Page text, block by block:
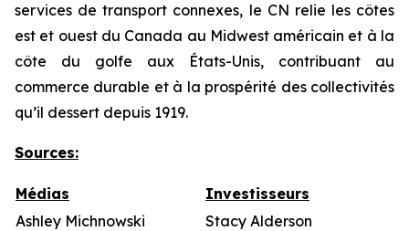
services de transport connexes, le CN relie les côtes
est et ouest du Canada au Midwest américain et à la
côte du golfe aux États-Unis, contribuant au
commerce durable et à la prospérité des collectivités
qu’il dessert depuis 1919.
Sources:
Médias
Investisseurs
Ashley Michnowski
Stacy Alderson